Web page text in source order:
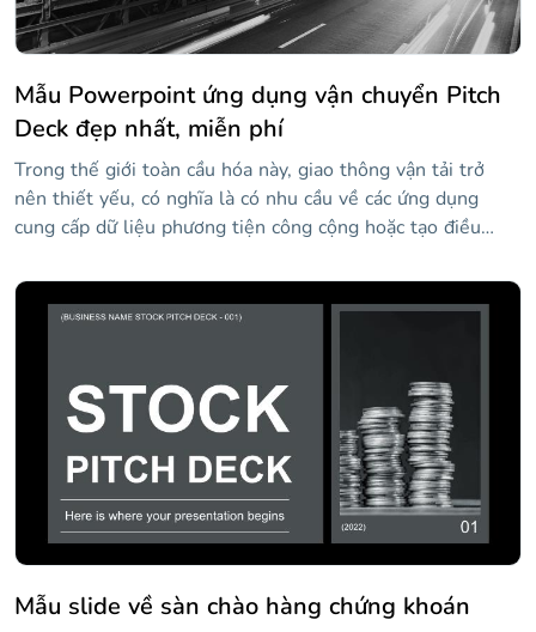
Mẫu Powerpoint ứng dụng vận chuyển Pitch
Deck đẹp nhất, miễn phí
Trong thế giới toàn cầu hóa này, giao thông vận tải trở
nên thiết yếu, có nghĩa là có nhu cầu về các ứng dụng
cung cấp dữ liệu phương tiện công cộng hoặc tạo điều
miễn phí này của Slidesgo, bạn có thể tạo một pitch deck
sẽ cách mạng hóa tất cả các cửa hàng ứng dụng.
Mẫu slide về sàn chào hàng chứng khoán